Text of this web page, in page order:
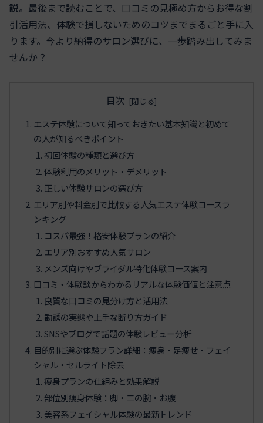
説。最後まで読むことで、口コミの見極め方からお得な割
引活用法、体験で損しないためのコツまでまるごと手に入
ります。今より納得のサロン選びに、一歩踏み出してみま
せんか？
目次
エステ体験について知っておきたい基本知識と初めて
の人が知るべきポイント
初回体験の種類と選び方
体験利用のメリット・デメリット
正しい体験サロンの選び方
エリア別や料金別で比較する人気エステ体験コースラ
ンキング
コスパ最強！格安体験プランの紹介
エリア別おすすめ人気サロン
メンズ向けやブライダル特化体験コース案内
口コミ・体験談からわかるリアルな体験価値と注意点
良質な口コミの見分け方と活用法
勧誘の実態や上手な断り方ガイド
SNSやブログで話題の体験レビュー分析
目的別に選ぶ体験プラン詳細：痩身・足痩せ・フェイ
シャル・セルライト除去
痩身プランの仕組みと効果解説
部位別痩身体験：脚・二の腕・お腹
美容系フェイシャル体験の最新トレンド